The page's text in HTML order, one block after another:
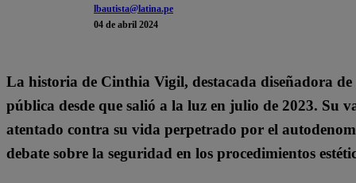
lbautista@latina.pe
04 de abril 2024
La historia de Cinthia Vigil, destacada diseñadora
pública desde que salió a la luz en julio de 2023. Su
atentado contra su vida perpetrado por el
debate sobre la seguridad en los procedimientos